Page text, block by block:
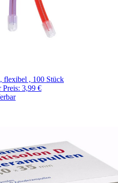
flexibel , 100 Stück
Preis: 3,99 €